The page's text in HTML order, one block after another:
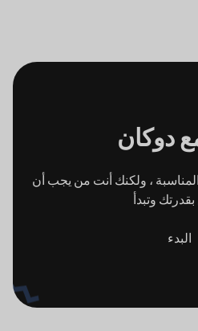
دوكان
، ولكنك أنت من يجب أن
البدء